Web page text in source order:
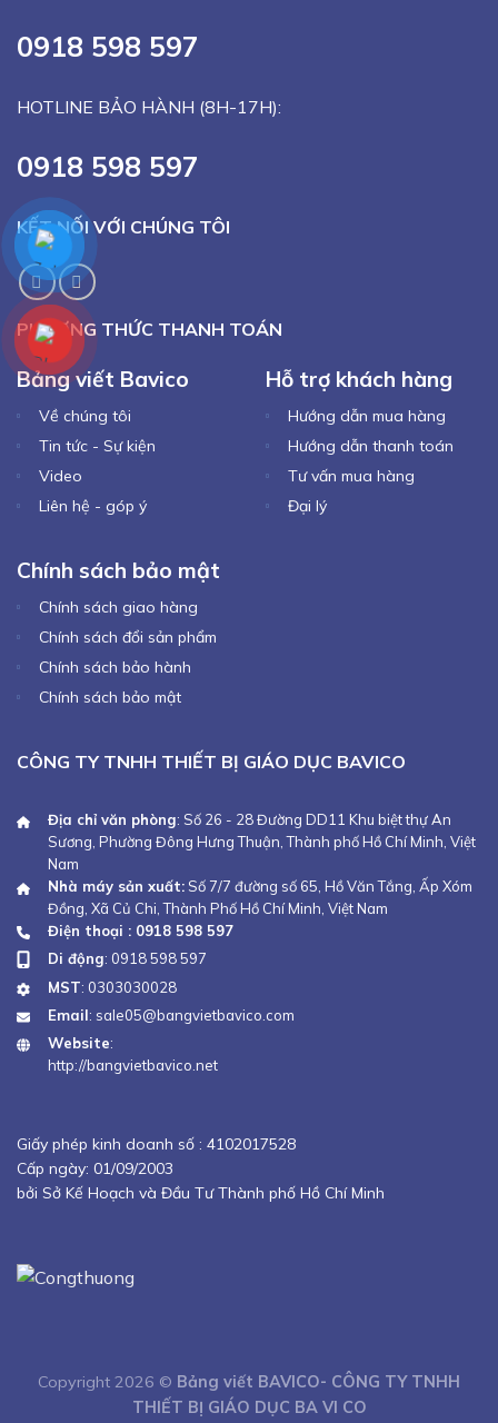
0918 598 597
HOTLINE BẢO HÀNH (8H-17H):
0918 598 597
KẾT NỐI VỚI CHÚNG TÔI
PHƯƠNG THỨC THANH TOÁN
Bảng viết Bavico
Về chúng tôi
Tin tức - Sự kiện
Video
Liên hệ - góp ý
Hỗ trợ khách hàng
Hướng dẫn mua hàng
Hướng dẫn thanh toán
Tư vấn mua hàng
Đại lý
Chính sách bảo mật
Chính sách giao hàng
Chính sách đổi sản phẩm
Chính sách bảo hành
Chính sách bảo mật
CÔNG TY TNHH THIẾT BỊ GIÁO DỤC BAVICO
Địa chỉ văn phòng: Số 26 - 28 Đường DD11 Khu biệt thự An
Sương, Phường Đông Hưng Thuận, Thành phố Hồ Chí Minh, Việt
Nam
Nhà máy sản xuất: Số 7/7 đường số 65, Hồ Văn Tắng, Ấp Xóm
Đồng, Xã Củ Chi, Thành Phố Hồ Chí Minh, Việt Nam
Điện thoại : 0918 598 597
Di động: 0918 598 597
MST: 0303030028
Email: sale05@bangvietbavico.com
Website:
http://bangvietbavico.net
Giấy phép kinh doanh số : 4102017528
Cấp ngày: 01/09/2003
bởi Sở Kế Hoạch và Đầu Tư Thành phố Hồ Chí Minh
Copyright 2026 © Bảng viết BAVICO- CÔNG TY TNHH
THIẾT BỊ GIÁO DỤC BA VI CO